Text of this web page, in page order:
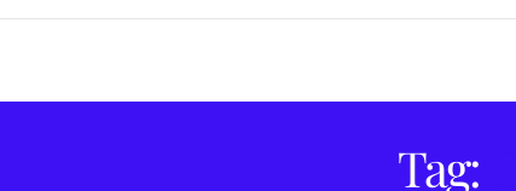
Tag: